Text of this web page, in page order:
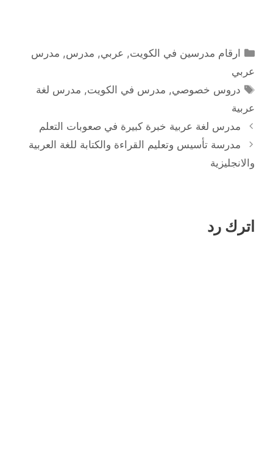
التصنيفات
ارقام مدرسين في الكويت, عربي, مدرس, مدرس
عربي
الوسوم
دروس خصوصي, مدرس في الكويت, مدرس لغة
عربية
مدرس لغة عربية خبرة كبيرة في صعوبات التعلم
مدرسة تأسيس وتعليم القراءة والكتابة للغة العربية
والانجليزية
اترك رد